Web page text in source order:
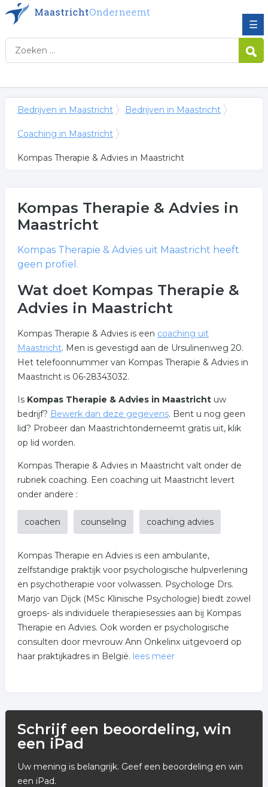
☰
Bedrijven in Maastricht Bedrijven in Maastricht
Coaching in Maastricht
Kompas Therapie & Advies in Maastricht
Kompas Therapie & Advies in
Maastricht
Kompas Therapie & Adviesuit Maastricht heeft
geen profiel.
Wat doet Kompas Therapie &
Advies in Maastricht
Kompas Therapie & Advies is een coaching uit
Maastricht. Men is gevestigd aan de Ursulinenweg 20.
Het telefoonnummer van Kompas Therapie & Advies in
Maastricht is 06-28343032.
Is Kompas Therapie & Advies in Maastrichtuw
bedrijf? Bewerk dan deze gegevens. Bent u nog geen
lid? Probeer dan Maastrichtonderneemt gratis uit, klik
op lid worden.
Kompas Therapie & Advies in Maastricht valt onder de
rubriek coaching. Een coaching uit Maastricht levert
onder andere :
coachen counseling coaching advies
Kompas Therapie en Advies is een ambulante,
zelfstandige praktijk voor psychologische hulpverlening
en psychotherapie voor volwassen. Psychologe Drs.
Marjo van Dijck (MSc Klinische Psychologie) biedt zowel
groeps- als individuele therapiesessies aan bij Kompas
Therapie en Advies. Ook worden er psychologische
consulten door mevrouw Ann Onkelinx uitgevoerd op
haar praktijkadres in België. lees meer
Kompas Therapie en Advies is bekend met
- Mindfulness (MBCT en MBSR), in 6 à 2 uur, 8 à 2,5 uur,
Schrijf een beoordeling, win
een iPad
Uw mening is belangrijk. Geef een beoordeling en win
een iPad.